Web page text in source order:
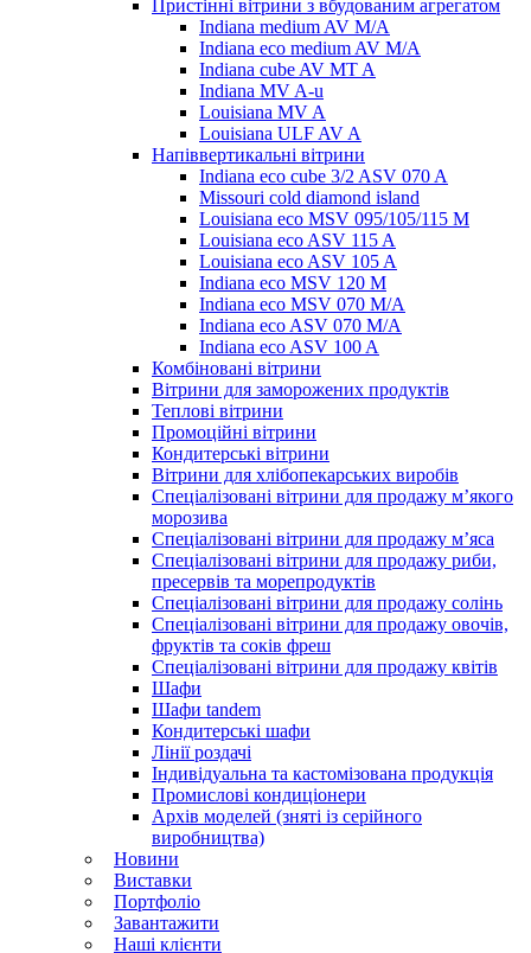
Пристінні вітрини з вбудованим агрегатом
Indiana medium AV M/A
Indiana eco medium AV M/A
Indiana cube AV MT A
Indiana MV A-u
Louisiana MV A
Louisiana ULF AV A
Напіввертикальні вітрини
Indiana eco cube 3/2 ASV 070 A
Missouri cold diamond island
Louisiana eco MSV 095/105/115 M
Louisiana eco ASV 115 A
Louisiana eco ASV 105 A
Indiana eco MSV 120 M
Indiana eco MSV 070 M/A
Indiana eco ASV 070 M/A
Indiana eco ASV 100 A
Комбіновані вітрини
Вітрини для заморожених продуктів
Теплові вітрини
Промоційні вітрини
Кондитерські вітрини
Вітрини для хлібопекарських виробів
Спеціалізовані вітрини для продажу м’якого
морозива
Спеціалізовані вітрини для продажу м’яса
Спеціалізовані вітрини для продажу риби,
пресервів та морепродуктів
Спеціалізовані вітрини для продажу солінь
Спеціалізовані вітрини для продажу овочів,
фруктів та соків фреш
Спеціалізовані вітрини для продажу квітів
Шафи
Шафи tandem
Кондитерські шафи
Лінії роздачі
Індивідуальна та кастомізована продукція
Промислові кондиціонери
Архів моделей (зняті із серійного
виробництва)
Новини
Виставки
Портфоліо
Завантажити
Наші клієнти